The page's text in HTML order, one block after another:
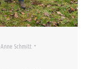
Anne Schmitt